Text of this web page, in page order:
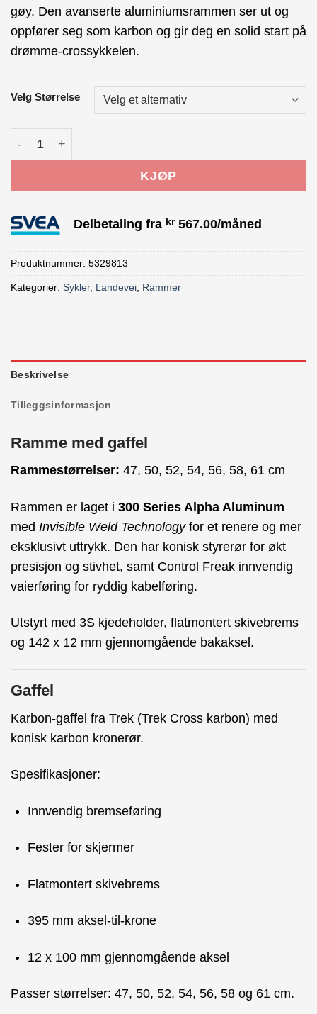
gøy. Den avanserte aluminiumsrammen ser ut og
oppfører seg som karbon og gir deg en solid start på
drømme-crossykkelen.
Velg Størrelse
Trek Crockett Disc rammesett antall
KJØP
Delbetaling fra kr567.00/måned
Produktnummer: 5329813
Kategorier: Sykler, Landevei Rammer
Beskrivelse
Tilleggsinformasjon
Ramme med gaffel
Rammestørrelser: 47, 50, 52, 54, 56, 58, 61 cm
Rammen er laget i 300 Series Alpha Aluminum
med Invisible Weld Technologyfor et renere og mer
eksklusivt uttrykk. Den har konisk styrerør for økt
presisjon og stivhet, samt Control Freak innvendig
vaierføring for ryddig kabelføring.
Utstyrt med 3S kjedeholder, flatmontert skivebrems
og 142 x 12 mm gjennomgående bakaksel.
Gaffel
Karbon-gaffel fra Trek (Trek Cross karbon) med
konisk karbon kronerør.
Spesifikasjoner:
Innvendig bremseføring
Fester for skjermer
Flatmontert skivebrems
395 mm aksel-til-krone
12 x 100 mm gjennomgående aksel
Passer størrelser: 47, 50, 52, 54, 56, 58 og 61 cm.